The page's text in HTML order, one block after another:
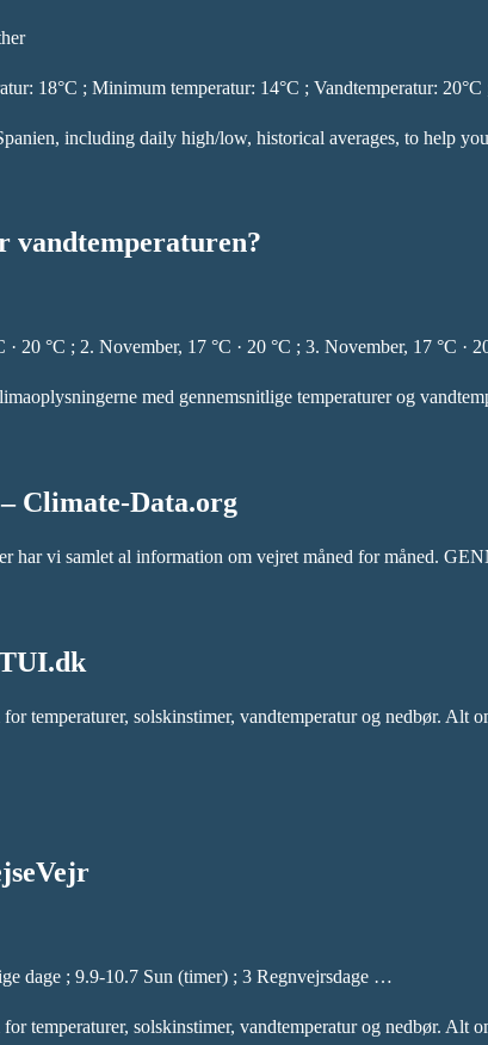
18°C ; Minimum temperatur: 14°C ; Vandtemperatur:
including daily high/low, historical averages, to help
vandtemperaturen?
20 °C ; 2. November, 17 °C · 20 °C ; 3. November, 17 °C ·
med gennemsnitlige temperaturer og
Climate-Data.org
har vi samlet al information om vejret måned for måned.
temperaturer, solskinstimer, vandtemperatur og nedbør. Alt
dage ; 9.9-10.7 Sun (timer) ; 3 Regnvejrsdage …
temperaturer, solskinstimer, vandtemperatur og nedbør. Alt